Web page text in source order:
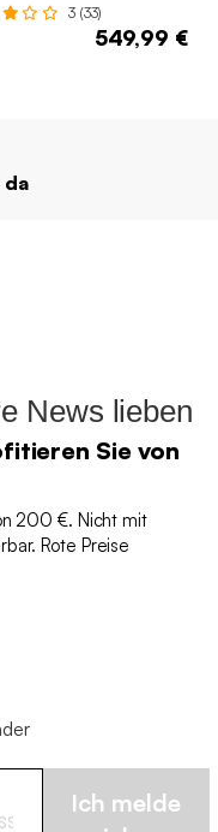
3 (33)
549,99 €
da
News lieben
Sie von
200 €. Nicht mit
Rote Preise
Ich melde